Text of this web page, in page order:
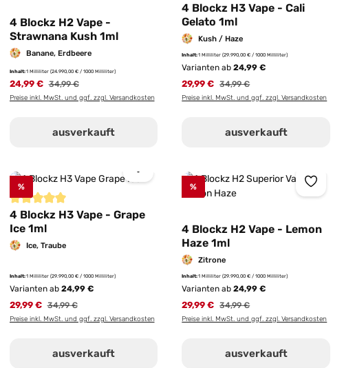
5 Sternen
4 Blockz H2 Vape -
Strawnana Kush 1ml
Banane, Erdbeere
Inhalt:1 Milliliter (24.990,00 € / 1000 Milliliter)
24,99 € Regulärer Preis:
34,99 €
Preise inkl. MwSt. und ggf. zzgl. Versandkosten
ausverkauft
4 Blockz H3 Vape - Cali
Gelato 1ml
Kush / Haze
Inhalt:1 Milliliter(29.990,00 € / 1000 Milliliter)
Varianten ab 24,99 €
29,99 € Regulärer Preis:
34,99 €
Preise inkl. MwSt. und ggf. zzgl. Versandkosten
ausverkauft
%
Durchschnittliche Bewertung von 5 von 5 Sternen
4 Blockz H3 Vape - Grape
Ice 1ml
Ice, Traube
Inhalt:1 Milliliter (29.990,00 € / 1000 Milliliter)
Varianten ab24,99 €
29,99 € Regulärer Preis:
34,99 €
Preise inkl. MwSt. und ggf. zzgl. Versandkosten
ausverkauft
%
4 Blockz H2 Vape - Lemon
Haze 1ml
Zitrone
Inhalt:1 Milliliter(29.990,00 € / 1000 Milliliter)
Varianten ab 24,99 €
29,99 € Regulärer Preis:
34,99 €
Preise inkl. MwSt. und ggf. zzgl. Versandkosten
ausverkauft